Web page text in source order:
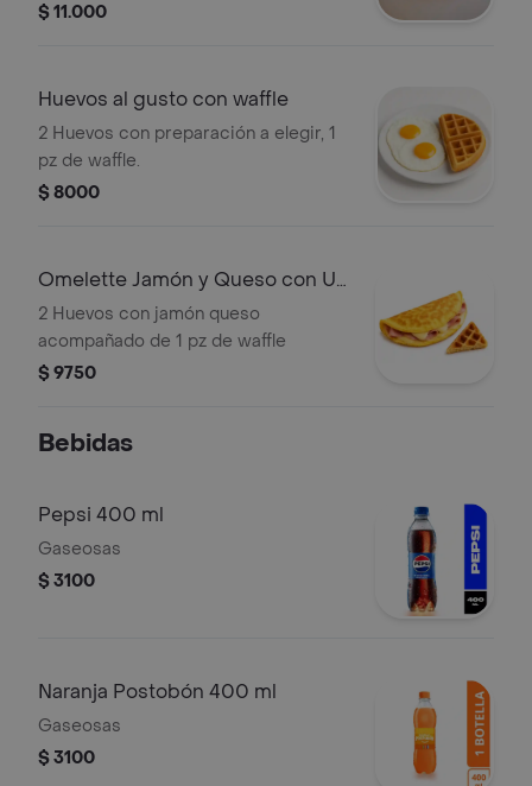
$ 11.000
Huevos al gusto con waffle
2 Huevos con preparación a elegir, 1
pz de waffle.
$ 8000
Omelette Jamón y Queso con Un
Waffle
2 Huevos con jamón queso
acompañado de 1 pz de waffle
$ 9750
Bebidas
Pepsi 400 ml
Gaseosas
$ 3100
Naranja Postobón 400 ml
Gaseosas
$ 3100